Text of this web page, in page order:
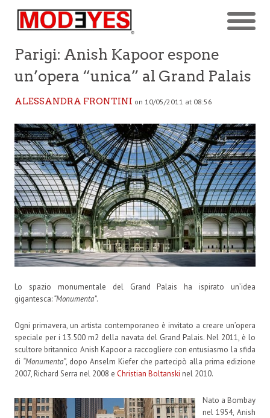
Parigi: Anish Kapoor espone
un’opera “unica” al Grand Palais
ALESSANDRA FRONTINI on 10/05/2011 at 08:56
Lo spazio monumentale del Grand Palais ha ispirato un’idea
gigantesca:“Monumenta”.
Ogni primavera, un artista contemporaneo è invitato a creare un’opera
speciale per i 13.500 m2 della navata del Grand Palais. Nel 2011, è lo
scultore britannico Anish Kapoor a raccogliere con entusiasmo la sfida
di “Monumenta”, dopo Anselm Kiefer che partecipò alla prima edizione
2007, Richard Serra nel 2008 e Christian Boltanski nel 2010.
Nato a Bombay
nel 1954, Anish